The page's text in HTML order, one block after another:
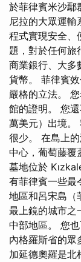
於菲律賓米沙鄢
尼拉的大眾運
程式實現安全、
題，對於任何旅
商業銀行、大多
貨幣。 菲律賓
嚴格的立法。
館的證明。 您
萬美元）出境。
很少。 在島上
中心，葡萄藤
墓地位於
有菲律賓一些最
地區和呂宋島（
最上鏡的城市之
中部地區。 您
內格羅斯省的眾
加延德奧羅是北